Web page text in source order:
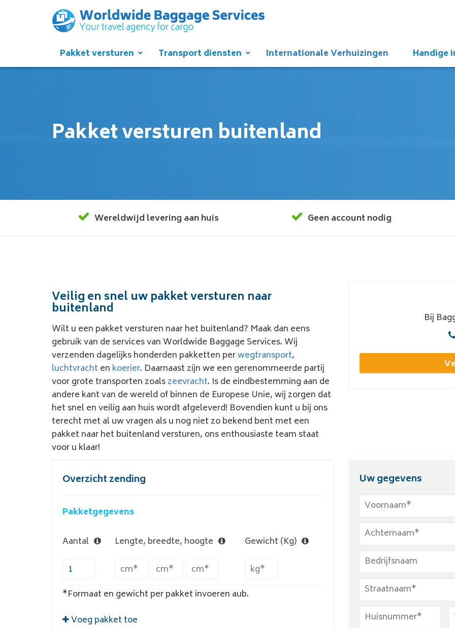
Pakket versturen Transport diensten Internationale Verhuizingen Handige
Pakket versturen buitenland
Wereldwijd levering aan huis Geen account nodig
Veilig en snel uw pakket versturen naar
buitenland
Wilt u een pakket versturen naar het buitenland? Maak dan eens
gebruik van de services van Worldwide Baggage Services. Wij
verzenden dagelijks honderden pakketten perwegtransport,
luchtvracht en koerier. Daarnaast zijn we een gerenommeerde partij
voor grote transporten zoalszeevracht. Is de eindbestemming aan de
andere kant van de wereld of binnen de Europese Unie, wij zorgen dat
het snel en veilig aan huis wordt afgeleverd! Bovendien kunt u bij ons
terecht met al uw vragen als u nog niet zo bekend bent met een
pakket naar het buitenland versturen, ons enthousiaste team staat
voor u klaar!
Bij
Overzicht zending
Pakketgegevens
Aantal Lengte, breedte, hoogte Gewicht (Kg)
*Formaat en gewicht per pakket invoeren aub.
Voeg pakket toe
Uw gegevens